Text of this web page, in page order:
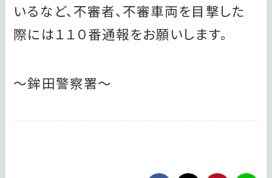
いるなど、不審者、不審車両を目撃した
際には１１０番通報をお願いします。
～鉾田警察署～